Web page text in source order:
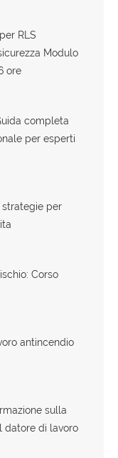
RLS
Modulo
ore
completa
per esperti
strategie per
Corso
antincendio
sulla
datore di lavoro